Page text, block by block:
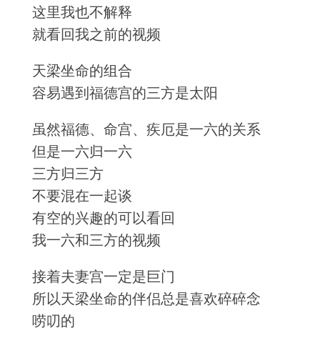
这里我也不解释
就看回我之前的视频
天梁坐命的组合
容易遇到福德宫的三方是太阳
虽然福德、命宫、疾厄是一六的关系
但是一六归一六
三方归三方
不要混在一起谈
有空的兴趣的可以看回
我一六和三方的视频
接着夫妻宫一定是巨门
所以天梁坐命的伴侣总是喜欢碎碎念
唠叨的